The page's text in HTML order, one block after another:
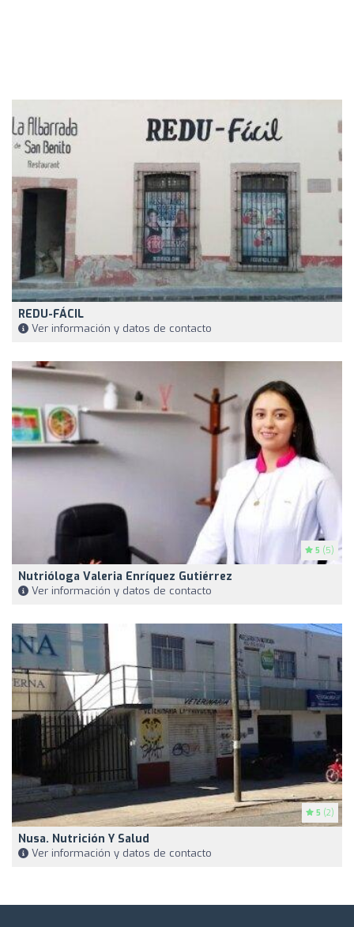
REDU-FÁCIL
Ver información y datos de contacto
5 (5)
Nutrióloga Valeria Enríquez Gutiérrez
Ver información y datos de contacto
5 (2)
Nusa. Nutrición Y Salud
Ver información y datos de contacto